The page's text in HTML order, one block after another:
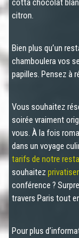
cotta chocolat
citron.
Bien plus qu’un
chamboulera vos
papilles. Pensez à
Vous souhaitez
soirée vraiment
vous. À la fois
dans un voyage
tarifs de notre
souhaitez
conférence ?
travers Paris tout
Pour plus